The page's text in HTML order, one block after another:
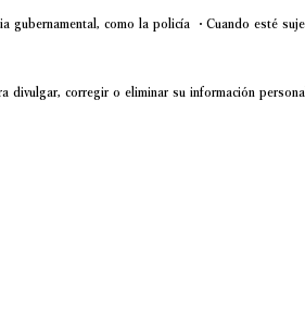
gubernamental, como la policía ・Cuando esté
divulgar, corregir o eliminar su información